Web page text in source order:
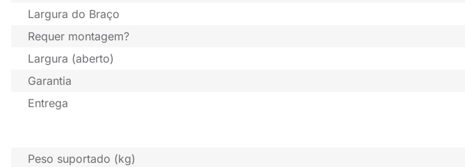
Largura do Braço
Requer montagem?
Largura (aberto)
Garantia
Entrega
Peso suportado (kg)